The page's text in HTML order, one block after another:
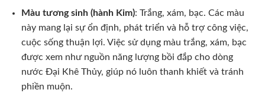
Màu tương sinh (hành Kim): Trắng, xám, bạc. Các màu
này mang lại sự ổn định, phát triển và hỗ trợ công việc,
cuộc sống thuận lợi. Việc sử dụng màu trắng, xám, bạc
được xem như nguồn năng lượng bồi đắp cho dòng
nước Đại Khê Thủy, giúp nó luôn thanh khiết và tránh
phiền muộn.